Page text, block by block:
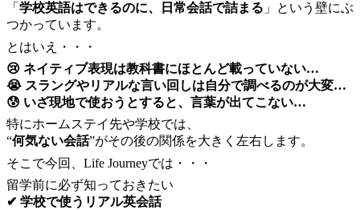
「 学校英語はできるのに、日常会話で詰まる 」という壁にぶ
つかっています。
とはいえ・・・
😢 ネイティブ表現は教科書にほとんど載っていない…
😭 スラングやリアルな言い回しは自分で調べるのが大変…
😰 いざ現地で使おうとすると、言葉が出てこない…
特にホームステイ先や学校では、
“何気ない会話”がその後の関係を大きく左右します。
そこで今回、Life Journeyでは・・・
留学前に必ず知っておきたい
✔ 学校で使うリアル英会話